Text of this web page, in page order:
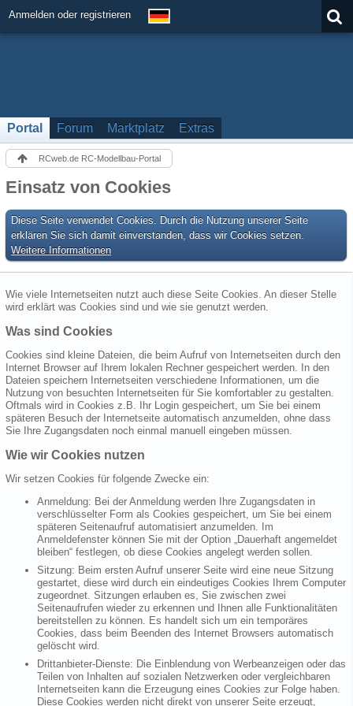
Anmelden oder registrieren
Portal Forum Marktplatz Extras
RCweb.de RC-Modellbau-Portal
Einsatz von Cookies
Diese Seite verwendet Cookies. Durch die Nutzung unserer Seite
erklären Sie sich damit einverstanden, dass wir Cookies setzen.
Weitere Informationen
Wie viele Internetseiten nutzt auch diese Seite Cookies. An dieser Stelle
wird erklärt was Cookies sind und wie sie genutzt werden.
Was sind Cookies
Cookies sind kleine Dateien, die beim Aufruf von Internetseiten durch den
Internet Browser auf Ihrem lokalen Rechner gespeichert werden. In den
Dateien speichern Internetseiten verschiedene Informationen, um die
Nutzung von besuchten Internetseiten für Sie komfortabler zu gestalten.
Oftmals wird in Cookies z.B. Ihr Login gespeichert, um Sie bei einem
späteren Besuch der Internetseite automatisch anzumelden, ohne dass
Sie Ihre Zugangsdaten noch einmal manuell eingeben müssen.
Wie wir Cookies nutzen
Wir setzen Cookies für folgende Zwecke ein:
Anmeldung: Bei der Anmeldung werden Ihre Zugangsdaten in
verschlüsselter Form als Cookies gespeichert, um Sie bei einem
späteren Seitenaufruf automatisiert anzumelden. Im
Anmeldefenster können Sie mit der Option „Dauerhaft angemeldet
bleiben“ festlegen, ob diese Cookies angelegt werden sollen.
Sitzung: Beim ersten Aufruf unserer Seite wird eine neue Sitzung
gestartet, diese wird durch ein eindeutiges Cookies Ihrem Computer
zugeordnet. Sitzungen erlauben es, Sie zwischen zwei
Seitenaufrufen wieder zu erkennen und Ihnen alle Funktionalitäten
bereitstellen zu können. Es handelt sich um ein temporäres
Cookies, dass beim Beenden des Internet Browsers automatisch
gelöscht wird.
Drittanbieter-Dienste: Die Einblendung von Werbeanzeigen oder das
Teilen von Inhalten auf sozialen Netzwerken oder vergleichbaren
Internetseiten kann die Erzeugung eines Cookies zur Folge haben.
Diese Cookies werden nicht direkt von unserer Seite erzeugt,